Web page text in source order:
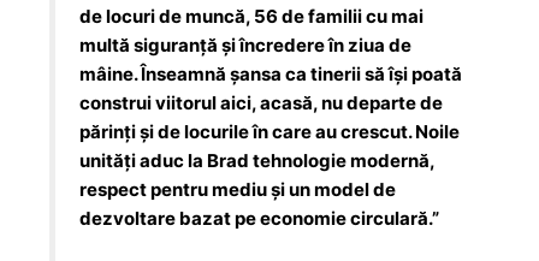
de locuri de muncă, 56 de familii cu mai
multă siguranță și încredere în ziua de
mâine. Înseamnă șansa ca tinerii să își poată
construi viitorul aici, acasă, nu departe de
părinți și de locurile în care au crescut. Noile
unități aduc la Brad tehnologie modernă,
respect pentru mediu și un model de
dezvoltare bazat pe economie circulară.”